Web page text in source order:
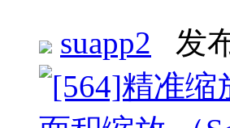
suapp2 发